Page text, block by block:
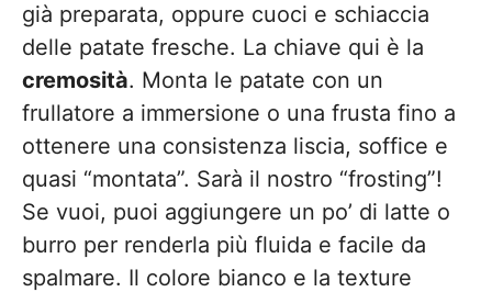
già preparata, oppure cuoci e schiaccia
delle patate fresche. La chiave qui è la
cremosità. Monta le patate con un
frullatore a immersione o una frusta fino a
ottenere una consistenza liscia, soffice e
quasi “montata”. Sarà il nostro “frosting”!
Se vuoi, puoi aggiungere un po’ di latte o
burro per renderla più fluida e facile da
spalmare. Il colore bianco e la texture